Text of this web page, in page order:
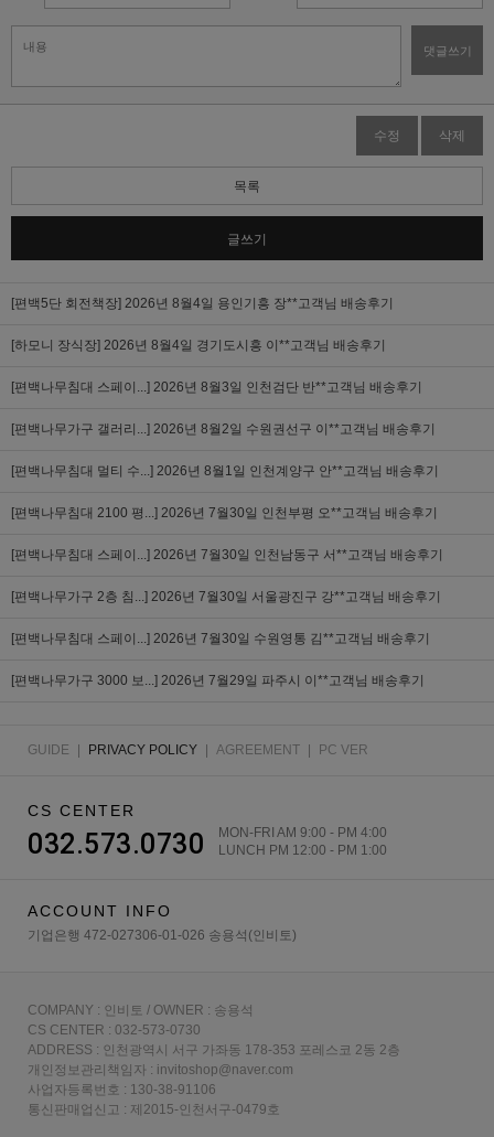
댓글쓰기
수정 삭제
목록
글쓰기
[편백5단 회전책장] 2026년 8월4일 용인기흥 장**고객님 배송후기
[하모니 장식장] 2026년 8월4일 경기도시흥 이**고객님 배송후기
[편백나무침대 스페이...] 2026년 8월3일 인천검단 반**고객님 배송후기
[편백나무가구 갤러리...] 2026년 8월2일 수원권선구 이**고객님 배송후기
[편백나무침대 멀티 수...] 2026년 8월1일 인천계양구 안**고객님 배송후기
[편백나무침대 2100 평...] 2026년 7월30일 인천부평 오**고객님 배송후기
[편백나무침대 스페이...] 2026년 7월30일 인천남동구 서**고객님 배송후기
[편백나무가구 2층 침...] 2026년 7월30일 서울광진구 강**고객님 배송후기
[편백나무침대 스페이...] 2026년 7월30일 수원영통 김**고객님 배송후기
[편백나무가구 3000 보...] 2026년 7월29일 파주시 이**고객님 배송후기
GUIDE PRIVACY POLICY AGREEMENT PC VER
CS CENTER
032.573.0730
MON-FRI AM 9:00 - PM 4:00
LUNCH PM 12:00 - PM 1:00
ACCOUNT INFO
기업은행 472-027306-01-026 송용석(인비토)
COMPANY : 인비토 / OWNER : 송용석
CS CENTER : 032-573-0730
ADDRESS : 인천광역시 서구 가좌동 178-353 포레스코 2동 2층
개인정보관리책임자 : invitoshop@naver.com
사업자등록번호 : 130-38-91106
통신판매업신고 : 제2015-인천서구-0479호